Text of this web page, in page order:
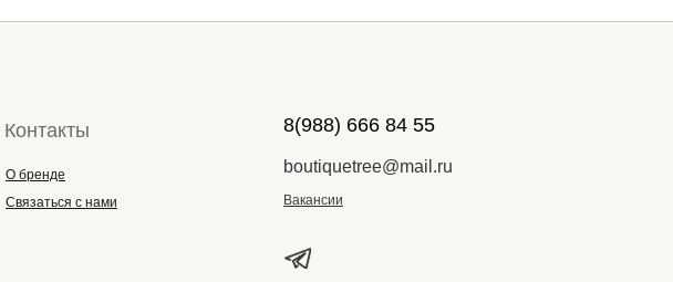
8(988) 666 84 55
boutiquetree@mail.ru
Вакансии
О бренде
Связаться с нами
Контакты